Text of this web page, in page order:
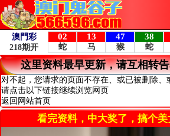
这里资料最早更新，请互相转
对不起，您请求的页面不存在、或已被删除、
请点击以下链接继续浏览网页
返回网站首页
看完资料，中大奖了，搞个美